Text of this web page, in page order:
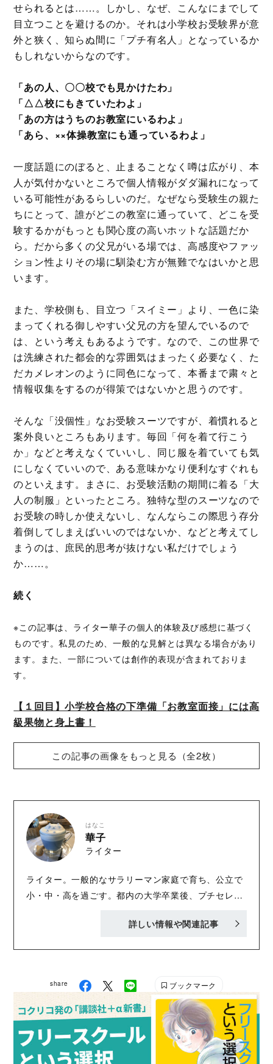
せられるとは……。しかし、なぜ、こんなにまでして
目立つことを避けるのか。それは小学校お受験界が意
外と狭く、知らぬ間に「プチ有名人」となっているか
もしれないからなのです。
「あの人、〇〇校でも見かけたわ」
「△△校にもきていたわよ」
「あの方はうちのお教室にいるわよ」
「あら、××体操教室にも通っているわよ」
一度話題にのぼると、止まることなく噂は広がり、本
人が気付かないところで個人情報がダダ漏れになって
いる可能性があるらしいのだ。なぜなら受験生の親た
ちにとって、誰がどこの教室に通っていて、どこを受
験するかがもっとも関心度の高いホットな話題だか
ら。だから多くの父兄がいる場では、高感度やファッ
ション性よりその場に馴染む方が無難でなはいかと思
います。
また、学校側も、目立つ「スイミー」より、一色に染
まってくれる御しやすい父兄の方を望んでいるので
は、という考えもあるようです。なので、この世界で
は洗練された都会的な雰囲気はまったく必要なく、た
だカメレオンのように同色になって、本番まで粛々と
情報収集をするのが得策ではないかと思うのです。
そんな「没個性」なお受験スーツですが、着慣れると
案外良いところもあります。毎回「何を着て行こう
か」などと考えなくていいし、同じ服を着ていても気
にしなくていいので、ある意味かなり便利なすぐれも
のといえます。まさに、お受験活動の期間に着る「大
人の制服」といったところ。独特な型のスーツなので
お受験の時しか使えないし、なんならこの際思う存分
着倒してしまえばいいのではないか、などと考えてし
まうのは、庶民的思考が抜けない私だけでしょう
か……。
続く
※この記事は、ライター華子の個人的体験及び感想に基づく
ものです。私見のため、一般的な見解とは異なる場合があり
ます。また、一部については創作的表現が含まれておりま
す。
【１回目】小学校合格の下準備「お教室面接」には高
級果物と身上書！
この記事の画像をもっと見る（全2枚）
はなこ
華子
ライター
ライター。一般的なサラリーマン家庭で育ち、公立で
小・中・高を過ごす。都内の大学卒業後、プチセレブ
きつつも、平然なふりを装ってアセアセと暮らしてい
詳しい情報や関連記事
share ブックマーク